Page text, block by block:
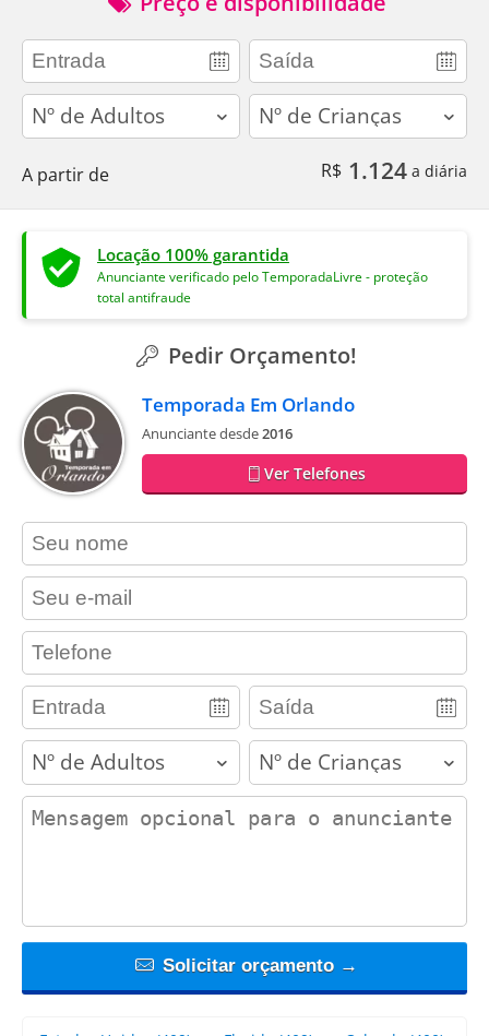
adults children
A partir de R$ 1.124 a diária
Locação 100% garantida
Anunciante verificado pelo TemporadaLivre - proteção
total antifraude
Pedir Orçamento!
Temporada Em Orlando
Anunciante desde2016
Ver Telefones
contact_name
contact_email
contact_phone
adults children
contact_message
Solicitar orçamento →